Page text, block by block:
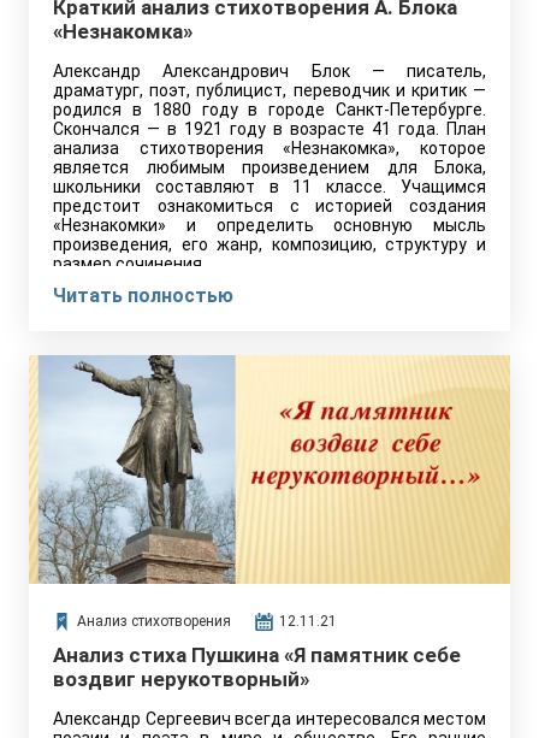
Краткий анализ стихотворения А. Блока
«Незнакомка»
Александр Александрович Блок — писатель,
драматург, поэт, публицист, переводчик и критик —
родился в 1880 году в городе Санкт-Петербурге.
Скончался — в 1921 году в возрасте 41 года. План
анализа стихотворения «Незнакомка», которое
является любимым произведением для Блока,
школьники составляют в 11 классе. Учащимся
предстоит ознакомиться с историей создания
«Незнакомки» и определить основную мысль
произведения, его жанр, композицию, структуру и
размер сочинения.
Читать полностью
Анализ стихотворения 12.11.21
Анализ стиха Пушкина «Я памятник себе
воздвиг нерукотворный»
Александр Сергеевич всегда интересовался местом